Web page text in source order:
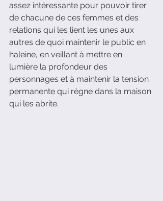
assez intéressante pour pouvoir tirer
de chacune de ces femmes et des
relations qui les lient les unes aux
autres de quoi maintenir le public en
haleine, en veillant à mettre en
lumière la profondeur des
personnages et à maintenir la tension
permanente qui règne dans la maison
qui les abrite.